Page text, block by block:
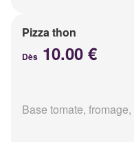
Pizza thon
Dès 10.00 €
Base tomate,